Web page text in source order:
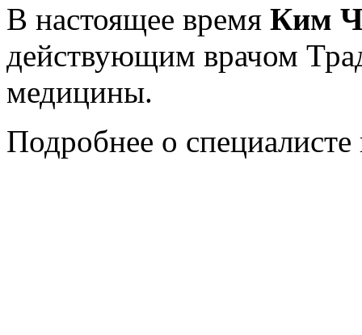
В настоящее время Ким
действующим врачом
медицины.
Подробнее о